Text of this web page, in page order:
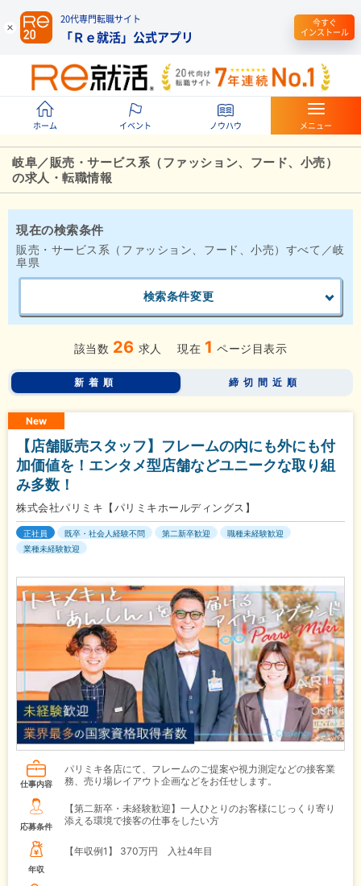
20代専門転職サイト
「Ｒｅ就活」公式アプリ
今すぐ
インストール
ホーム イベント ノウハウ メニュー
岐阜／販売・サービス系（ファッション、フード、小売）
の求人・転職情報
現在の検索条件
販売・サービス系（ファッション、フード、小売）すべて／岐
阜県
検索条件変更
該当数 26 求人 現在 1 ページ目表示
新着順 締切間近順
New
【店舗販売スタッフ】フレームの内にも外にも付
加価値を！エンタメ型店舗などユニークな取り組
み多数！
株式会社パリミキ【パリミキホールディングス】
正社員 既卒・社会人経験不問 第二新卒歓迎
職種未経験歓迎
業種未経験歓迎
仕事内容
パリミキ各店にて、フレームのご提案や視力測定などの接客業
務、売り場レイアウト企画などをお任せします。
応募条件
【第二新卒・未経験歓迎】一人ひとりのお客様にじっくり寄り
添える環境で接客の仕事をしたい方
年収
【年収例1】 370万円 入社4年目